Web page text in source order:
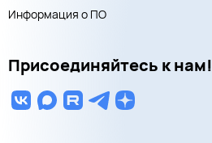
Информация о ПО
Присоединяйтесь к нам!